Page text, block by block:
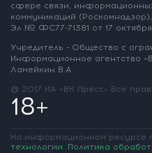
сфере связи,
коммуникаций (Роскомнадзор),
Эл № ФС77-71381 от 17
Учредитель - Общество с
Информационное агентство
Ламейкин В.А.
@ 2017 ИА «ВК Пресс» Все
18+
На информационном ресурсе
технологии. Политика